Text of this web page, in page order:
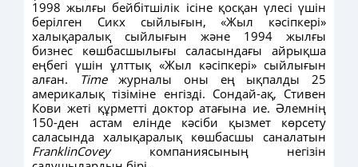
1998 жылғы бейбітшілік ісіне қосқан үлесі үшін
берілген Сикх сыйлығын, «Жыл кәсіпкері»
халықаралық сыйлығын және 1994 жылғы
бизнес көшбасшылығы саласындағы айрықша
еңбегі үшін ұлттық «Жыл кәсіпкері» сыйлығын
алған.
Timeжурналы оны ең ықпалды 25
америкалық тізіміне енгізді. Сондай-ақ, Стивен
Кови жеті құрметті доктор атағына ие. Әлемнің
150-ден астам елінде кәсіби қызмет көрсету
саласында халықаралық көшбасшы саналатын
FranklinCoveyкомпаниясының негізін